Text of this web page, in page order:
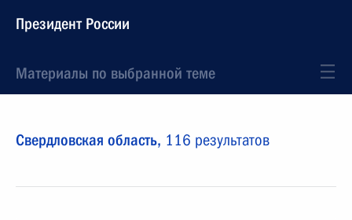
Президент России
Материалы по выбранной теме
Свердловская область, 116 результатов